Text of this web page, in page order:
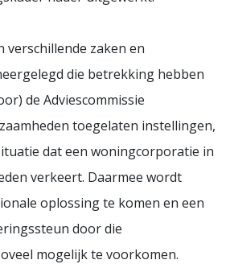
verschillende zaken en
die betrekking hebben
de Adviescommissie
toegelaten instellingen,
dat een woningcorporatie in
verkeert. Daarmee wordt
oplossing te komen en een
door die
mogelijk te voorkomen.